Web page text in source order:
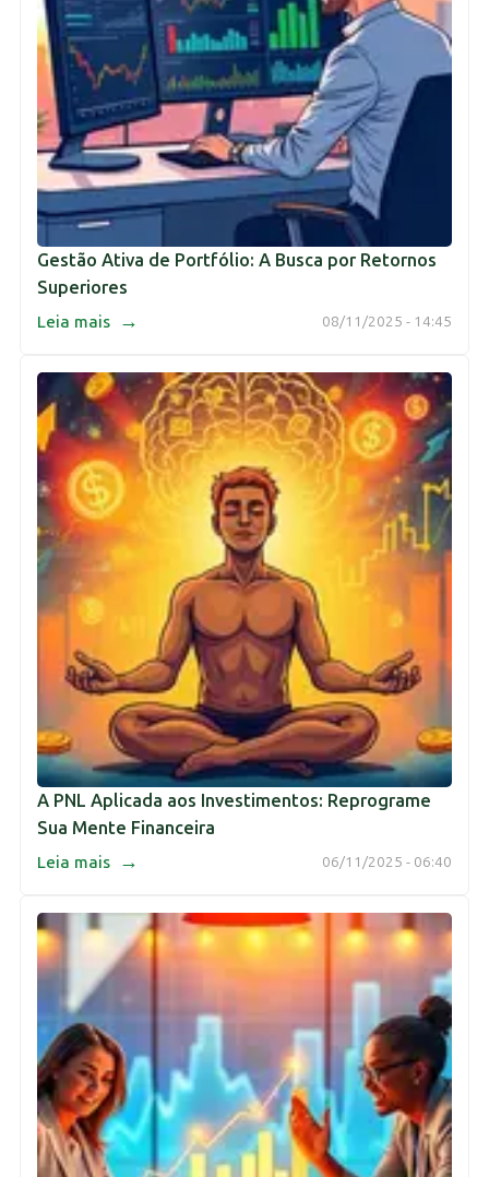
Gestão Ativa de Portfólio: A Busca por Retornos
Superiores
08/11/2025 - 14:45
Leia mais →
A PNL Aplicada aos Investimentos: Reprograme
Sua Mente Financeira
06/11/2025 - 06:40
Leia mais →